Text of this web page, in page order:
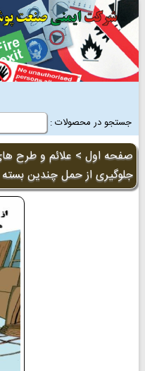
جستجو در محصولات :
صفحه اول > علائم و طرح
جلوگیری از حمل چندین